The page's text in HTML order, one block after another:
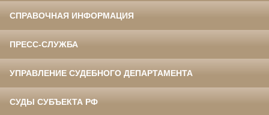
СПРАВОЧНАЯ ИНФОРМАЦИЯ
ПРЕСС-СЛУЖБА
УПРАВЛЕНИЕ СУДЕБНОГО ДЕПАРТАМЕНТА
СУДЫ СУБЪЕКТА РФ